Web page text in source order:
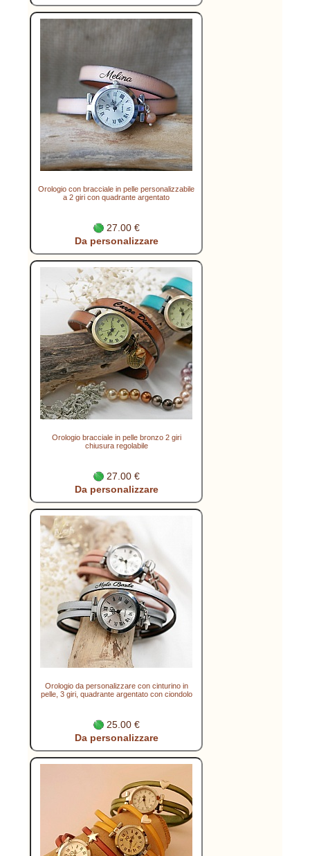
Orologio con bracciale in pelle personalizzabile
a 2 giri con quadrante argentato
27.00 €
Da personalizzare
Orologio bracciale in pelle bronzo 2 giri
chiusura regolabile
27.00 €
Da personalizzare
Orologio da personalizzare con cinturino in
pelle, 3 giri, quadrante argentato con ciondolo
25.00 €
Da personalizzare